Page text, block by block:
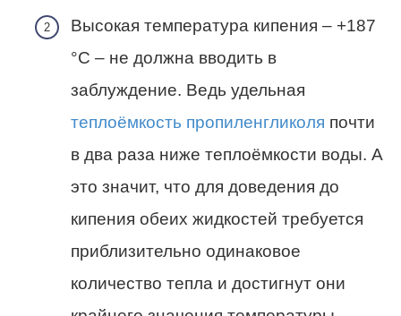
Высокая температура кипения – +187
°C – не должна вводить в
заблуждение. Ведь удельная
теплоёмкость пропиленгликоля почти
в два раза ниже теплоёмкости воды. А
это значит, что для доведения до
кипения обеих жидкостей требуется
приблизительно одинаковое
количество тепла и достигнут они